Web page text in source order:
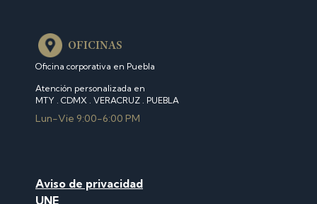
OFICINAS
Oficina corporativa en Puebla
Atención personalizada en
MTY . CDMX . VERACRUZ . PUEBLA
Lun-Vie 9:00-6:00 PM
Aviso de privacidad
UNE